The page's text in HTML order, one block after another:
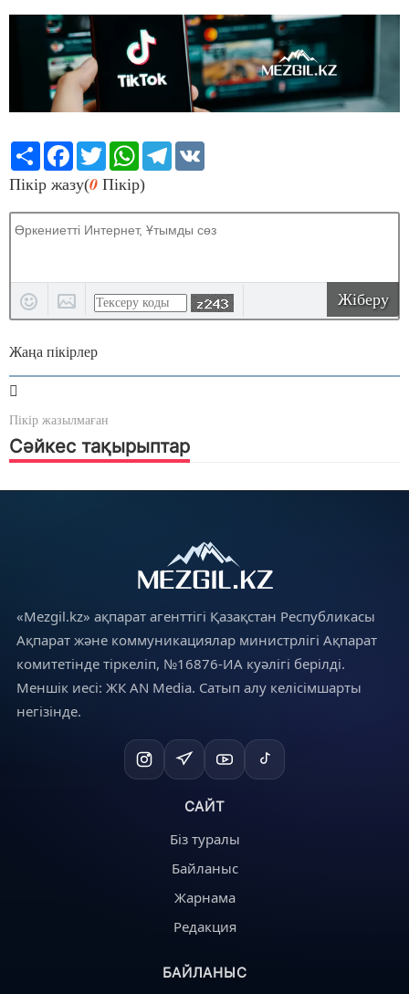
Share Facebook
TwitterWhatsApp
Telegram
Пікір жазу(0 Пікір)
Жіберу
Жаңа пікірлер
Пікір жазылмаған
Сәйкес тақырыптар
«Mezgil.kz» ақпарат агенттігі Қазақстан Республикасы
Ақпарат және коммуникациялар министрлігі Ақпарат
комитетінде тіркеліп, №16876-ИА куәлігі берілді.
Меншік иесі: ЖК AN Media. Сатып алу келісімшарты
негізінде.
САЙТ
Біз туралы
Байланыс
Жарнама
Редакция
БАЙЛАНЫС